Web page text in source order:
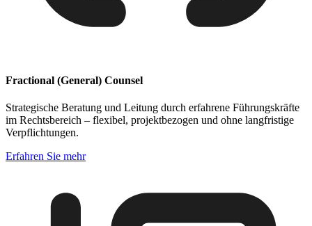
Fractional (General) Counsel
Strategische Beratung und Leitung durch erfahrene Führungskräfte
im Rechtsbereich – flexibel, projektbezogen und ohne langfristige
Verpflichtungen.
Erfahren Sie mehr